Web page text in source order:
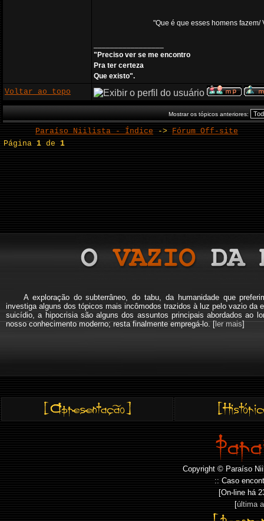
"Que é que esses homens fazem/
"Preciso ver se me encontro
Pra ter certeza
Que existo".
Voltar ao topo
Mostrar os tópicos anteriores:
Paraíso Niilista - Índice -> Fórum Off-site
Página1 de1
A exploração do subterrâneo, do tabu, da humanidade que
investiga alguns dos tópicos mais incômodos trazidos à luz pelo vazio da
suicídio, a hipocrisia são alguns dos assuntos principais abordados ao
nosso conhecimento moderno; resta finalmente empregá-lo. [ler mais]
Copyright © Paraíso
:: Caso
[On-line há
[última